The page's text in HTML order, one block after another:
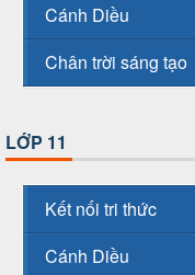
Cánh Diều
Chân trời sáng tạo
LỚP 11
Kết nối tri thức
Cánh Diều